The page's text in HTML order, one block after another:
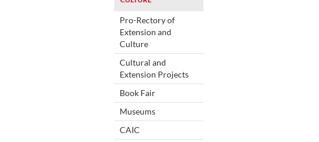
Pro-Rectory of
Extension and
Culture
Cultural and
Extension Projects
Book Fair
Museums
CAIC